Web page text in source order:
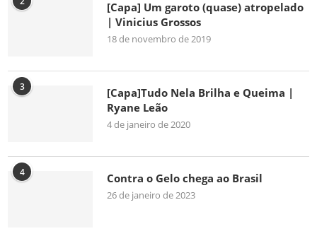
[Capa] Um garoto (quase) atropelado
| Vinicius Grossos
18 de novembro de 2019
3
[Capa]Tudo Nela Brilha e Queima |
Ryane Leão
4 de janeiro de 2020
4 Contra o Gelo chega ao Brasil
26 de janeiro de 2023